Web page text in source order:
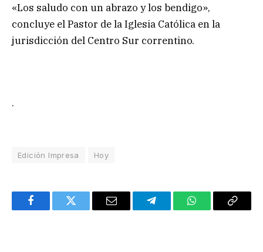
«Los saludo con un abrazo y los bendigo»,
concluye el Pastor de la Iglesia Católica en la
jurisdicción del Centro Sur correntino.
.
Edición Impresa Hoy
FacebookTwitter Email TelegramWhatsAppCopy